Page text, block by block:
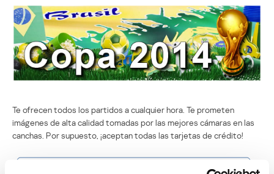
Te ofrecen todos los partidos a cualquier hora. Te prometen
imágenes de alta calidad tomadas por las mejores cámaras en las
canchas. Por supuesto, ¡aceptan todas las tarjetas de crédito!